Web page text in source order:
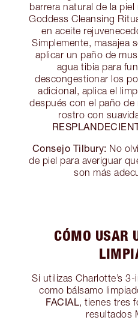
barrera natural de la piel
Goddess Cleansing
en aceite
Simplemente, masajea
aplicar un paño de
agua tibia para
descongestionar los
adicional, aplica el
después con el paño de
rostro con
Consejo Tilbury: No
de piel para averiguar
son más
CÓMO USAR
Si utilizas Charlotte’s
como bálsamo
FACIAL, tienes tres
resultados